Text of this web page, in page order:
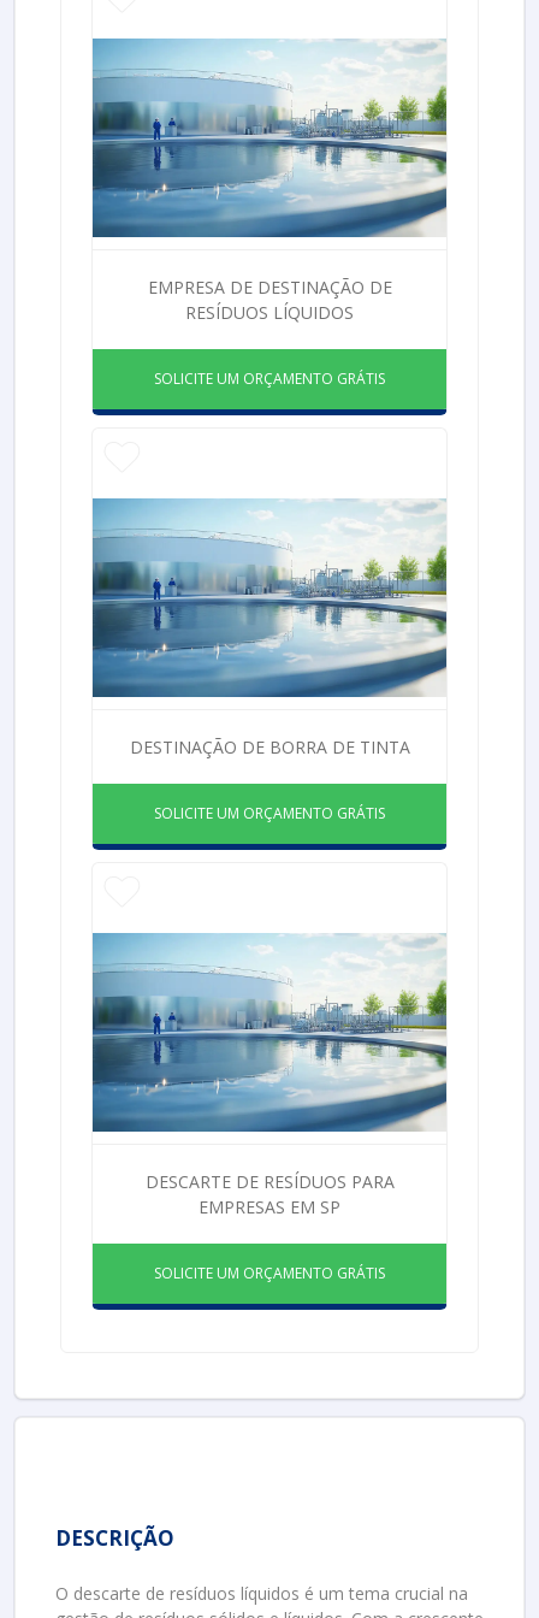
EMPRESA DE DESTINAÇÃO DE
RESÍDUOS LÍQUIDOS
SOLICITE UM ORÇAMENTO GRÁTIS
DESTINAÇÃO DE BORRA DE TINTA
SOLICITE UM ORÇAMENTO GRÁTIS
DESCARTE DE RESÍDUOS PARA
EMPRESAS EM SP
SOLICITE UM ORÇAMENTO GRÁTIS
DESCRIÇÃO
O descarte de resíduos líquidos é um tema crucial na